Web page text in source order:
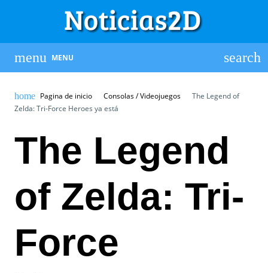
MENU
Pagina de inicio Consolas / Videojuegos
The Legend of
Zelda: Tri-Force Heroes ya está
The Legend
of Zelda: Tri-
Force